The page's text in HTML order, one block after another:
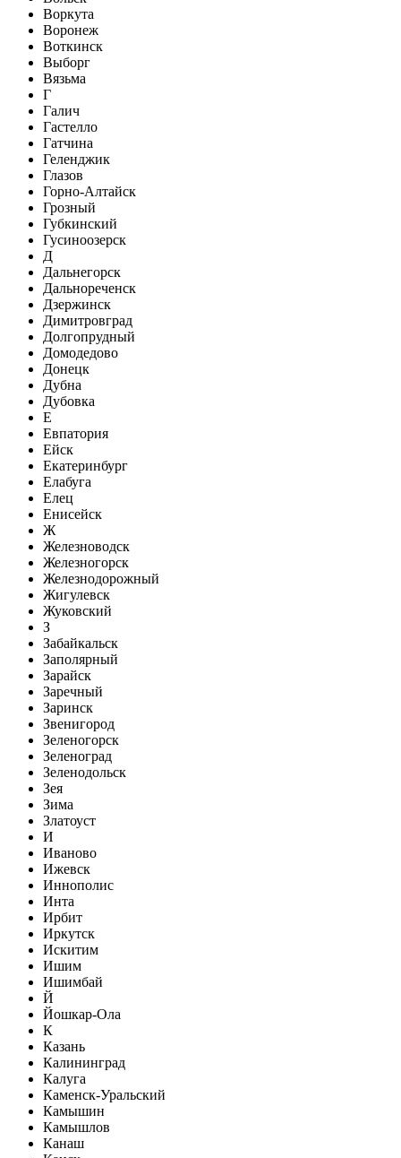
Воркута
Воронеж
Воткинск
Выборг
Вязьма
Г
Галич
Гастелло
Гатчина
Геленджик
Глазов
Горно-Алтайск
Грозный
Губкинский
Гусиноозерск
Д
Дальнегорск
Дальнореченск
Дзержинск
Димитровград
Долгопрудный
Домодедово
Донецк
Дубна
Дубовка
Е
Евпатория
Ейск
Екатеринбург
Елабуга
Елец
Енисейск
Ж
Железноводск
Железногорск
Железнодорожный
Жигулевск
Жуковский
З
Забайкальск
Заполярный
Зарайск
Заречный
Заринск
Звенигород
Зеленогорск
Зеленоград
Зеленодольск
Зея
Зима
Златоуст
И
Иваново
Ижевск
Иннополис
Инта
Ирбит
Иркутск
Искитим
Ишим
Ишимбай
Й
Йошкар-Ола
К
Казань
Калининград
Калуга
Каменск-Уральский
Камышин
Камышлов
Канаш